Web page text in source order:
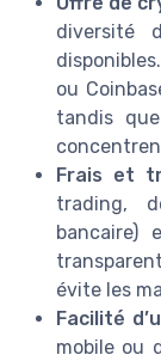
diversité
ou
tandis
Frais et
trading,
bancaire)
évite les
Facilité
mobile ou